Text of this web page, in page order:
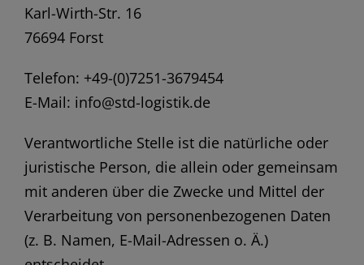
Karl-Wirth-Str. 16
76694 Forst
Telefon: +49-(0)7251-3679454
E-Mail: info@std-logistik.de
Verantwortliche Stelle ist die natürliche oder
juristische Person, die allein oder gemeinsam
mit anderen über die Zwecke und Mittel der
Verarbeitung von personenbezogenen Daten
(z. B. Namen, E-Mail-Adressen o. Ä.)